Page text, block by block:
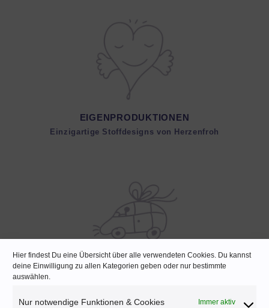
Hier findest Du eine Übersicht über alle verwendeten Cookies. Du kannst
deine Einwilligung zu allen Kategorien geben oder nur bestimmte
auswählen.
Nur notwendige Funktionen & Cookies Immer aktiv
EIGENPRODUKTIONEN
Einzigartige Stoffdesigns von Herzenfroh
SCHNELLE LIEFERUNG